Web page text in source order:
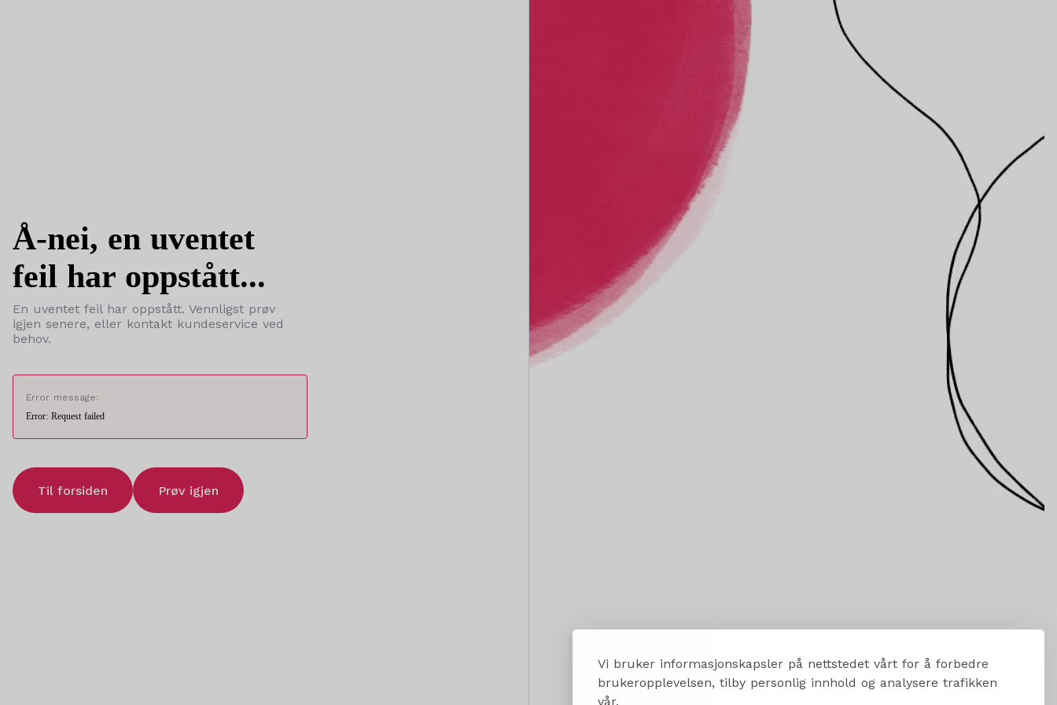
Vi bruker informasjonskapsler på nettstedet vårt for å forbedre
brukeropplevelsen, tilby personlig innhold og analysere trafikken
vår.
Å-nei, en uventet
feil har oppstått...
En uventet feil har oppstått. Vennligst prøv
igjen senere, eller kontakt kundeservice ved
behov.
Error message:
Error: Request failed
Til forsiden Prøv igjen